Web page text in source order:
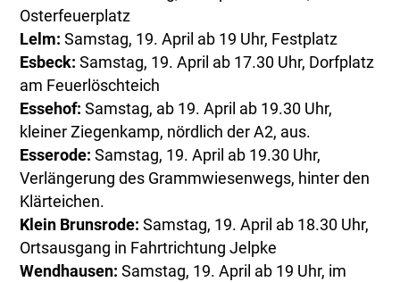
Osterfeuerplatz
Lelm:Samstag, 19. April ab 19 Uhr, Festplatz
Esbeck:Samstag, 19. April ab 17.30 Uhr, Dorfplatz
am Feuerlöschteich
Essehof: Samstag, ab 19. April ab 19.30 Uhr,
kleiner Ziegenkamp, nördlich der A2, aus.
Esserode: Samstag, 19. April ab 19.30 Uhr,
Verlängerung des Grammwiesenwegs, hinter den
Klärteichen.
Klein Brunsrode: Samstag, 19. April ab 18.30 Uhr,
Ortsausgang in Fahrtrichtung Jelpke
Wendhausen: Samstag, 19. April ab 19 Uhr, im